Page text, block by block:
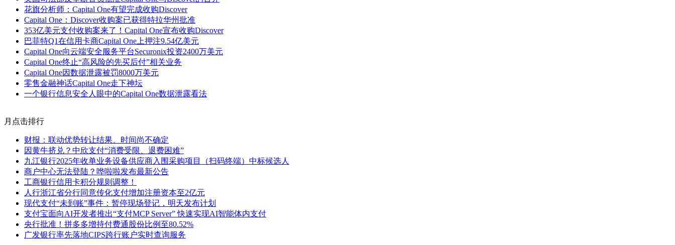
花旗分析师：Capital One有望完成收购Discover
Capital One：Discover收购案已获得特拉华州批准
353亿美元支付收购案来了！Capital One宣布收购Discover
巴菲特Q1在信用卡商Capital One上押注9.54亿美元
Capital One向云端安全服务平台Securonix投资2400万美元
Capital One终止“高风险的先买后付”相关业务
Capital One因数据泄露被罚8000万美元
零售金融神话Capital One走下神坛
一个银行信息安全人眼中的Capital One数据泄露看法
月点击排行
财报：联动优势转让结果、时间尚不确定
因黄牛挤兑？中欣支付“消费受限、退费困难”
九江银行2025年收单业务设备供应商入围采购项目（扫码终端）中标候选人
商户中心无法登陆？哗啦啦发布最新公告
工商银行信用卡积分规则调整！
人行浙江省分行同意传化支付增加注册资本至2亿元
现代支付“未到账”事件：暂停现场登记，明天发布计划
支付宝面向AI开发者推出“支付MCP Server” 快速实现AI智能体内支付
央行批准！拼多多增持付费通股份比例至80.52%
广发银行率先落地CIPS跨行账户实时查询服务